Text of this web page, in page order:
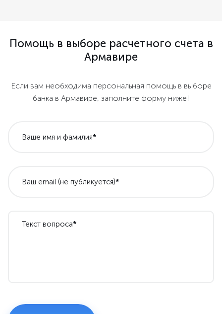
Помощь в выборе расчетного счета в
Армавире
Если вам необходима персональная помощь в выборе
банка в Армавире, заполните форму ниже!
Ваше имя и фамилия*
Ваш email (не публикуется)*
Текст вопроса*